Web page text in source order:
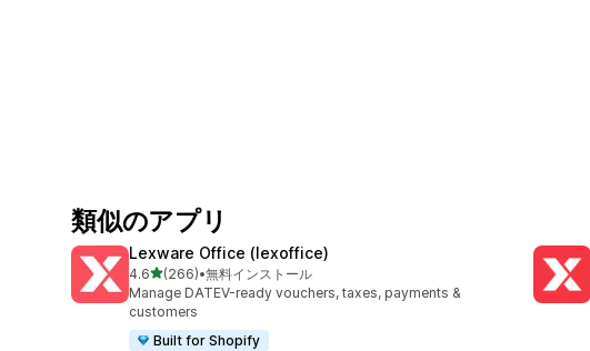
類似のアプリ
Lexware Office (lexoffice)
4.65つ星中
(266)
合計レビュー数：266件
•無料インストール
Manage DATEV-ready vouchers, taxes, payments &
customers
Built for Shopify